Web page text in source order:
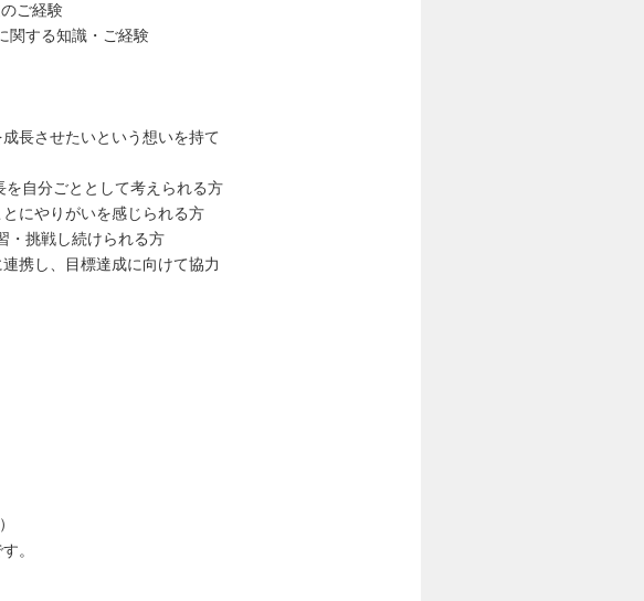
ご経験
関する知識・ご経験
長させたいという想いを持て
を自分ごととして考えられる方
にやりがいを感じられる方
・挑戦し続けられる方
携し、目標達成に向けて協力
。